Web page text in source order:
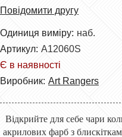
Повідомити другу
Одиниця виміру: наб.
Артикул: A12060S
Є в наявності
Виробник: Art Rangers
Відкрийте для себе чари
акрилових фарб з